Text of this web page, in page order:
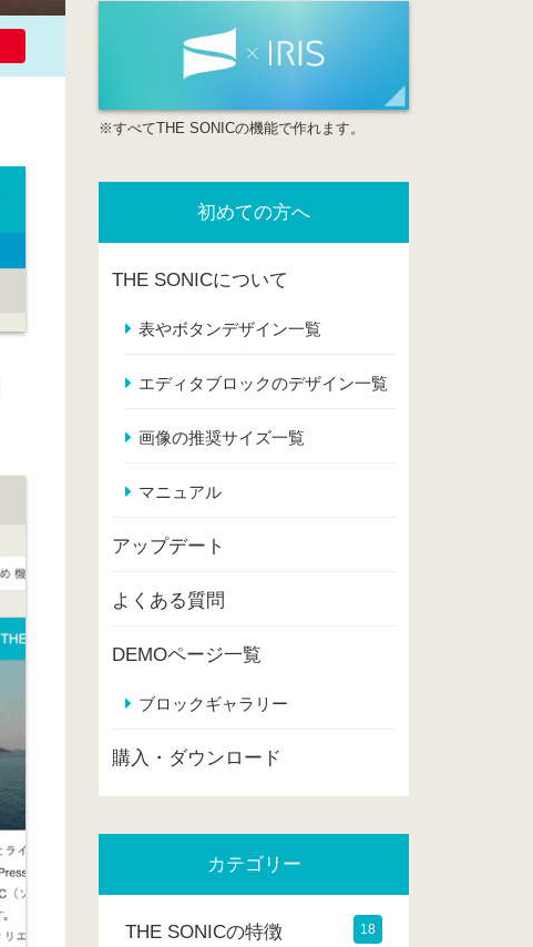
※すべてTHE SONICの機能で作れます。
初めての方へ
THE SONICについて
表やボタンデザイン一覧
エディタブロックのデザイン一覧
画像の推奨サイズ一覧
マニュアル
アップデート
よくある質問
DEMOページ一覧
ブロックギャラリー
購入・ダウンロード
カテゴリー
THE SONICの特徴 18